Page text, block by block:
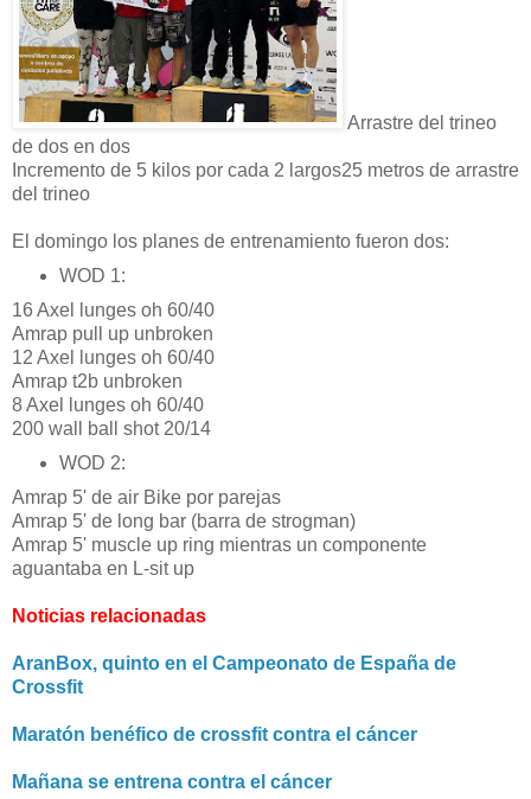
Arrastre del trineo
de dos en dos
Incremento de 5 kilos por cada 2 largos25 metros de arrastre
del trineo
El domingo los planes de entrenamiento fueron dos:
WOD 1:
16 Axel lunges oh 60/40
Amrap pull up unbroken
12 Axel lunges oh 60/40
Amrap t2b unbroken
8 Axel lunges oh 60/40
200 wall ball shot 20/14
WOD 2:
Amrap 5' de air Bike por parejas
Amrap 5' de long bar (barra de strogman)
Amrap 5' muscle up ring mientras un componente
aguantaba en L-sit up
Noticias relacionadas
AranBox, quinto en el Campeonato de España de
Crossfit
Maratón benéfico de crossfit contra el cáncer
Mañana se entrena contra el cáncer